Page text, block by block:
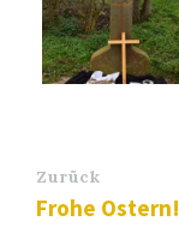
Zurück
Frohe Ostern!